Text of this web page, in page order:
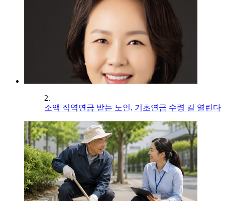
2.
소액 직역연금 받는 노인, 기초연금 수령 길 열린다